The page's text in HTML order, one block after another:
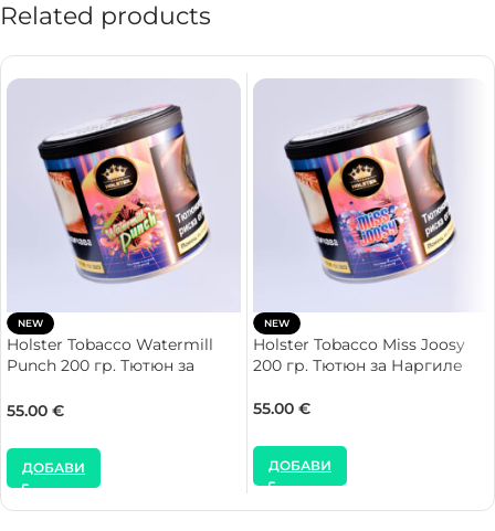
Related products
NEW
Holster Tobacco Watermill
Punch 200 гр. Тютюн за
55.00 €
ДОБАВИ
NEW
Holster Tobacco Miss Joosy
200 гр. Тютюн за Наргиле
55.00 €
ДОБАВИ